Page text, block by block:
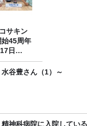
サキン
始45周年
日
日より
水谷豊さん（1）～
精神科病院に入院してい